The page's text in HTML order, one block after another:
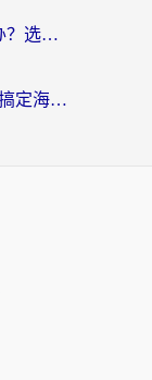
在国外登录不了国内小程序怎么办？选对回国加速器，轻松解锁国内资源
在美国怎么用酷我听周杰伦？3步搞定海外听歌难题